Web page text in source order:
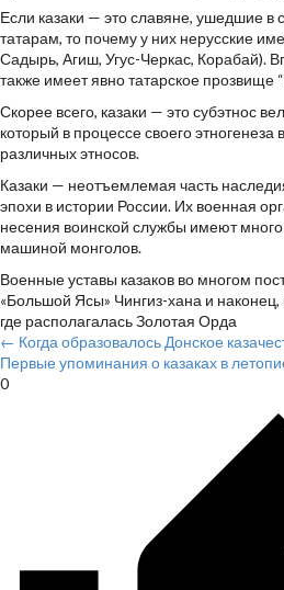
Если казаки — это славяне, ушедшие в
татарам, то почему у них нерусские
Садырь, Агиш, Угус-Черкас, Корабай).
также имеет явно татарское прозвище
Скорее всего, казаки — это субэтнос
который в процессе своего
различных этносов.
Казаки — неотъемлемая часть
эпохи в истории России. Их военная
несения воинской службы имеют
машиной монголов.
Военные уставы казаков во многом
«Большой Ясы» Чингиз-хана и наконец,
где располагалась Золотая Орда
← Когда образовалось Донское
Первые упоминания о казаках в
0